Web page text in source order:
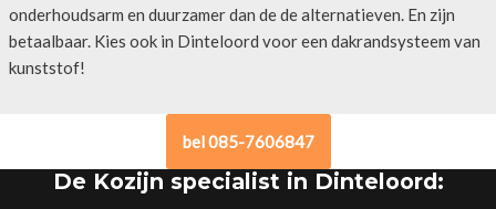
onderhoudsarm en duurzamer dan de de alternatieven. En zijn
betaalbaar. Kies ook in Dinteloord voor een dakrandsysteem van
kunststof!
bel 085-7606847
De Kozijn specialist in Dinteloord: